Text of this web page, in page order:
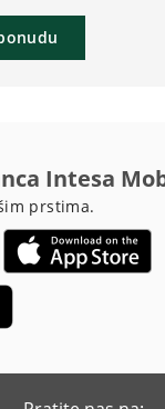
Intesa
prstima.